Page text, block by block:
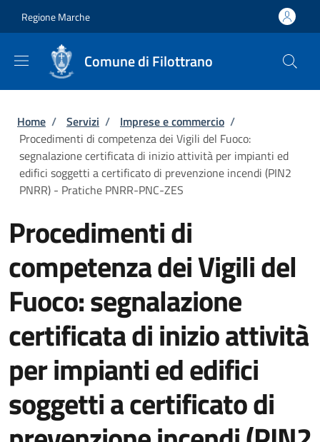
Regione Marche
Comune di Filottrano
Briciole di pane
Home / Servizi / Imprese e commercio /
Procedimenti di competenza dei Vigili del Fuoco:
segnalazione certificata di inizio attività per impianti ed
edifici soggetti a certificato di prevenzione incendi (PIN2
PNRR) - Pratiche PNRR-PNC-ZES
Procedimenti di
competenza dei Vigili del
Fuoco: segnalazione
certificata di inizio attività
per impianti ed edifici
soggetti a certificato di